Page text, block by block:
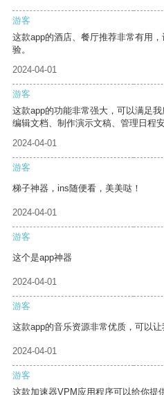
游客
这款app的酒店、餐厅推荐非常有用
验。
2024-04-01
游客
这款app的功能非常强大，可以满足
编辑文档、制作演示文稿、管理日程安
2024-04-01
游客
梯子神器，ins随便看，美美哒！
2024-04-01
游客
这个是app神器
2024-04-01
游客
这款app的音乐资源非常优质，可以让
2024-04-01
游客
这款加速器VPM应用程序可以给你提